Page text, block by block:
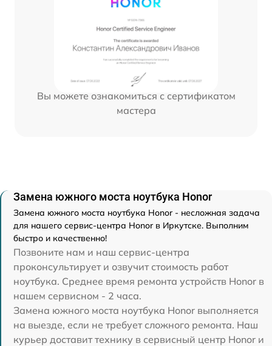
Вы можете ознакомиться с сертификатом
мастера
Замена южного моста ноутбука Honor
Замена южного моста ноутбука Honor - несложная задача
для нашего сервис-центра Honor в Иркутске. Выполним
быстро и качественно!
Позвоните нам и наш сервис-центра
проконсультирует и озвучит стоимость работ
ноутбука. Среднее время ремонта устройств Honor в
нашем сервисном - 2 часа.
Замена южного моста ноутбука Honor выполняется
на выезде, если не требует сложного ремонта. Наш
курьер доставит технику в сервисный центр Honor и